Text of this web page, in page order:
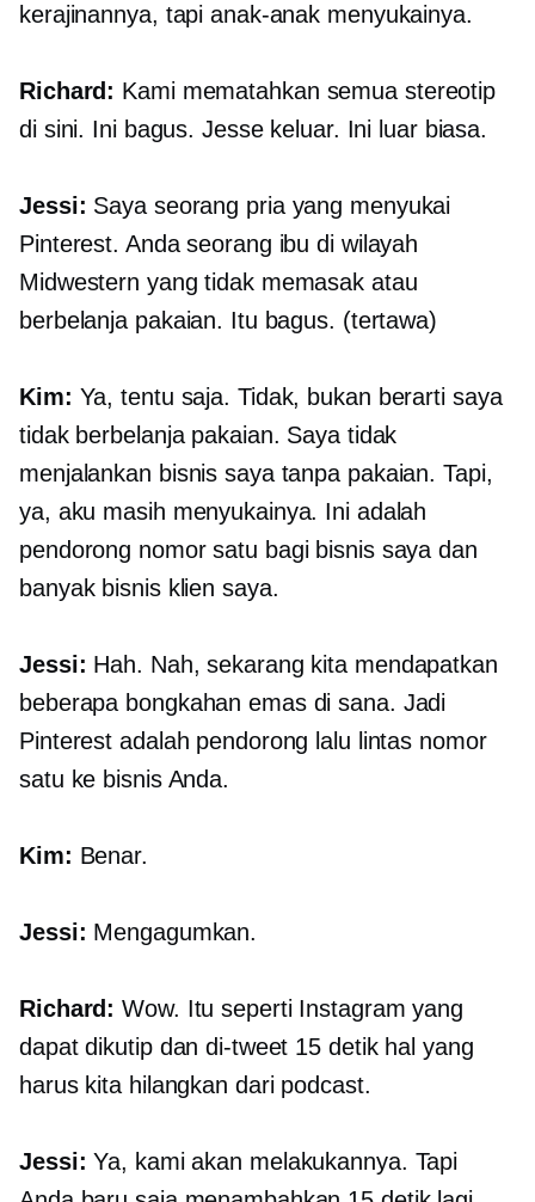
kerajinannya, tapi anak-anak menyukainya.
Richard: Kami mematahkan semua stereotip
di sini. Ini bagus. Jesse keluar. Ini luar biasa.
Jessi: Saya seorang pria yang menyukai
Pinterest. Anda seorang ibu di wilayah
Midwestern yang tidak memasak atau
berbelanja pakaian. Itu bagus. (tertawa)
Kim: Ya, tentu saja. Tidak, bukan berarti saya
tidak berbelanja pakaian. Saya tidak
menjalankan bisnis saya tanpa pakaian. Tapi,
ya, aku masih menyukainya. Ini adalah
pendorong nomor satu bagi bisnis saya dan
banyak bisnis klien saya.
Jessi: Hah. Nah, sekarang kita mendapatkan
beberapa bongkahan emas di sana. Jadi
Pinterest adalah pendorong lalu lintas nomor
satu ke bisnis Anda.
Kim: Benar.
Jessi: Mengagumkan.
Richard: Wow. Itu seperti Instagram yang
dapat dikutip dan di-tweet 15 detikhal yang
harus kita hilangkan dari podcast.
Jessi: Ya, kami akan melakukannya. Tapi